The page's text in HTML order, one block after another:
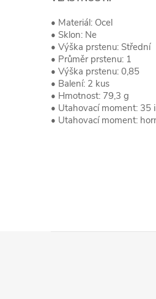
• Materiál: Ocel
• Sklon: Ne
• Výška prstenu: Střední
• Průměr prstenu: 1
• Výška prstenu: 0,85
• Balení: 2 kus
• Hmotnost: 79,3 g
• Utahovací moment: 35
• Utahovací moment: